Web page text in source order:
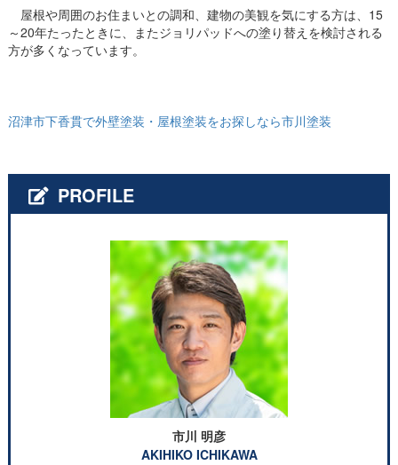
屋根や周囲のお住まいとの調和、建物の美観を気にする方は、15
～20年たったときに、またジョリパッドへの塗り替えを検討される
方が多くなっています。
沼津市下香貫で外壁塗装・屋根塗装をお探しなら市川塗装
PROFILE
市川 明彦
AKIHIKO ICHIKAWA